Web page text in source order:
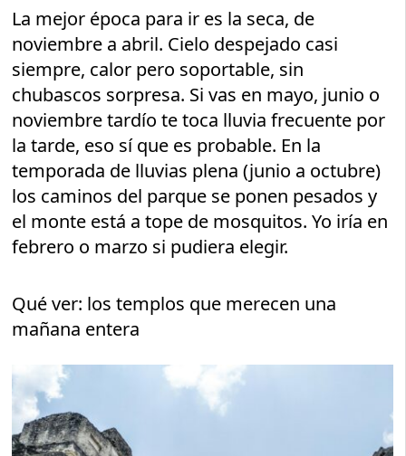
La mejor época para ir es la seca, de
noviembre a abril. Cielo despejado casi
siempre, calor pero soportable, sin
chubascos sorpresa. Si vas en mayo, junio o
noviembre tardío te toca lluvia frecuente por
la tarde, eso sí que es probable. En la
temporada de lluvias plena (junio a octubre)
los caminos del parque se ponen pesados y
el monte está a tope de mosquitos. Yo iría en
febrero o marzo si pudiera elegir.
Qué ver: los templos que merecen una
mañana entera